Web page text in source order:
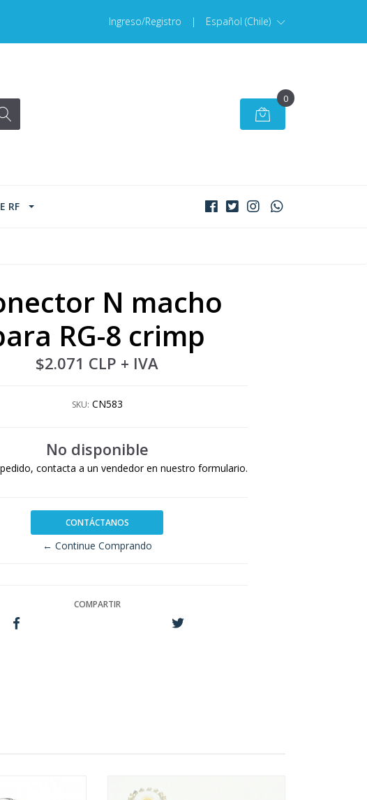
Ingreso/Registro | Español (Chile)
0
RF
N macho
RG-8 crimp
$2.071 CLP + IVA
SKU: CN583
No disponible
contacta a un vendedor en nuestro formulario.
CONTÁCTANOS
← Continue Comprando
COMPARTIR